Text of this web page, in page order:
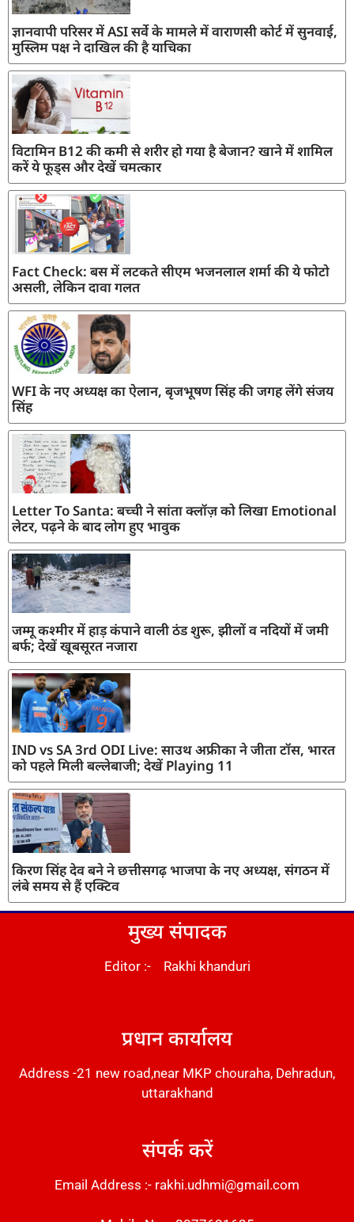
ज्ञानवापी परिसर में ASI सर्वे के मामले में वाराणसी कोर्ट में सुनवाई,
मुस्लिम पक्ष ने दाखिल की है याचिका
विटामिन B12 की कमी से शरीर हो गया है बेजान? खाने में शामिल
करें ये फूड्स और देखें चमत्कार
Fact Check: बस में लटकते सीएम भजनलाल शर्मा की ये फोटो
असली, लेकिन दावा गलत
WFI के नए अध्यक्ष का ऐलान, बृजभूषण सिंह की जगह लेंगे संजय
सिंह
Letter To Santa: बच्ची ने सांता क्लॉज़ को लिखा Emotional
लेटर, पढ़ने के बाद लोग हुए भावुक
जम्मू कश्मीर में हाड़ कंपाने वाली ठंड शुरू, झीलों व नदियों में जमी
बर्फ; देखें खूबसूरत नजारा
IND vs SA 3rd ODI Live: साउथ अफ्रीका ने जीता टॉस, भारत
को पहले मिली बल्लेबाजी; देखें Playing 11
किरण सिंह देव बने ने छत्तीसगढ़ भाजपा के नए अध्यक्ष, संगठन में
लंबे समय से हैं एक्टिव
मुख्य संपादक
Editor :- Rakhi khanduri
प्रधान कार्यालय
Address -21 new road,near MKP chouraha, Dehradun,
uttarakhand
संपर्क करें
Email Address :- rakhi.udhmi@gmail.com